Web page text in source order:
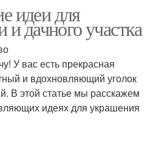
идеи для
дачного участка
У вас есть прекрасная
и вдохновляющий уголок
В этой статье мы расскажем
идеях для украшения